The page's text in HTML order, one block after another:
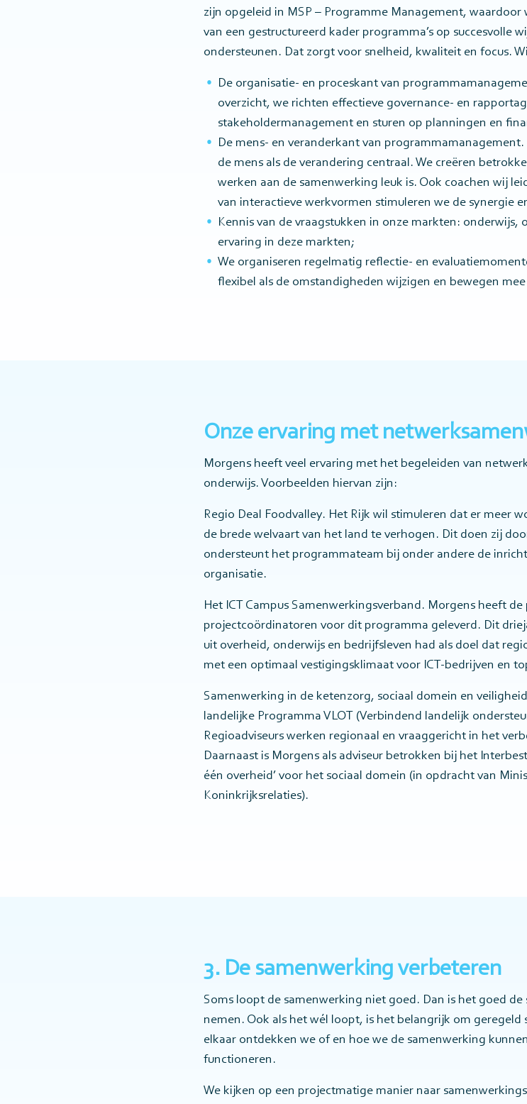
zijn opgeleid in MSP – Programme Management, waardoor
van een gestructureerd kader programma’s op succesvolle
ondersteunen. Dat zorgt voor snelheid, kwaliteit en focus.
De organisatie- en proceskant van
overzicht, we richten effectieve governance- en
stakeholdermanagement en sturen op planningen en
De mens- en veranderkant van
de mens als de verandering centraal. We creëren
werken aan de samenwerking leuk is. Ook coachen wij
van interactieve werkvormen stimuleren we de synergie
Kennis van de vraagstukken in onze markten: onderwijs,
ervaring in deze markten;
We organiseren regelmatig reflectie- en
flexibel als de omstandigheden wijzigen en bewegen
Onze ervaring met
Morgens heeft veel ervaring met het begeleiden van
onderwijs. Voorbeelden hiervan zijn:
Regio Deal Foodvalley. Het Rijk wil stimuleren dat er meer
de brede welvaart van het land te verhogen. Dit doen zij
ondersteunt het programmateam bij onder andere de
organisatie.
Het ICT Campus Samenwerkingsverband. Morgens heeft
projectcoördinatoren voor dit programma geleverd. Dit
uit overheid, onderwijs en bedrijfsleven had als doel dat
met een optimaal vestigingsklimaat voor ICT-bedrijven en
Samenwerking in de ketenzorg, sociaal domein en
landelijke Programma VLOT (Verbindend landelijk
Regioadviseurs werken regionaal en vraaggericht in het
Daarnaast is Morgens als adviseur betrokken bij het
één overheid’ voor het sociaal domein (in opdracht van
Koninkrijksrelaties).
3. De samenwerking verbeteren
Soms loopt de samenwerking niet goed. Dan is het goed
nemen. Ook als het wél loopt, is het belangrijk om
elkaar ontdekken we of en hoe we de samenwerking
functioneren.
We kijken op een projectmatige manier naar